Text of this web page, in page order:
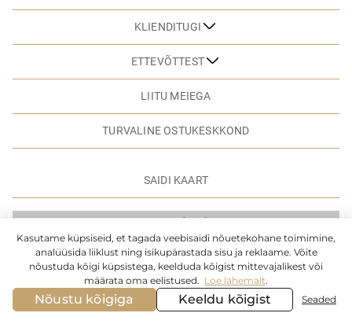
KLIENDITUGI
ETTEVÕTTEST
LIITU MEIEGA
TURVALINE OSTUKESKKOND
SAIDI KAART
© MARC & ANDRE. 2026. KÕIK ÕIGUSED KAITSTUD
Kasutame küpsiseid, et tagada veebisaidi nõuetekohane toimimine,
analüüsida liiklust ning isikupärastada sisu ja reklaame. Võite
nõustuda kõigi küpsistega, keelduda kõigist mittevajalikest või
määrata oma eelistused. Loe lähemalt.
Nõustu kõigiga Keeldu kõigist Seaded